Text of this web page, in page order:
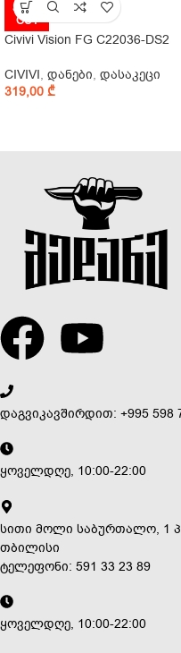
SOLD
OUT
Civivi Vision FG C22036-DS2
CIVIVI, დანები, დასაკეცი
319,00 ₾
დაგვიკავშირდით: +995 598
ყოველდღე, 10:00-22:00
სითი მოლი საბურთალო, 1
თბილისი
ტელეფონი: 591 33 23 89
ყოველდღე, 10:00-22:00